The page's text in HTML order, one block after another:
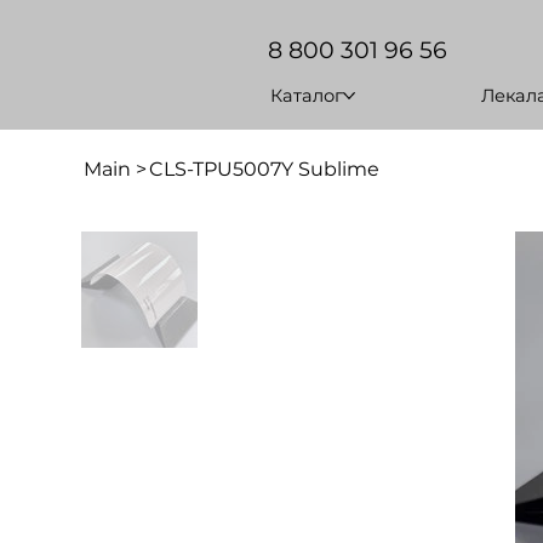
8 800 301 96 56
Каталог
Main >CLS-TPU5007Y Sublime